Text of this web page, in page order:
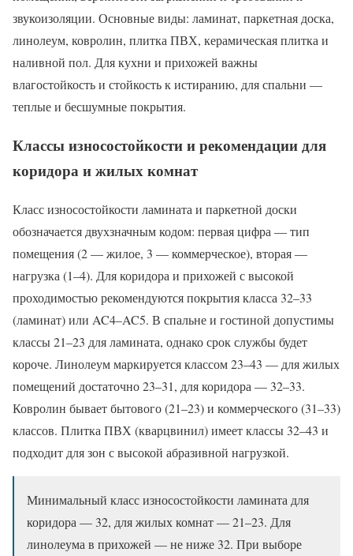
звукоизоляции. Основные виды: ламинат, паркетная доска,
линолеум, ковролин, плитка ПВХ, керамическая плитка и
наливной пол. Для кухни и прихожей важны
влагостойкость и стойкость к истиранию, для спальни —
теплые и бесшумные покрытия.
Классы износостойкости и рекомендации для
коридора и жилых комнат
Класс износостойкости ламината и паркетной доски
обозначается двухзначным кодом: первая цифра — тип
помещения (2 — жилое, 3 — коммерческое), вторая —
нагрузка (1–4). Для коридора и прихожей с высокой
проходимостью рекомендуются покрытия класса 32–33
(ламинат) или AC4–AC5. В спальне и гостиной допустимы
классы 21–23 для ламината, однако срок службы будет
короче. Линолеум маркируется классом 23–43 — для жилых
помещений достаточно 23–31, для коридора — 32–33.
Ковролин бывает бытового (21–23) и коммерческого (31–33)
классов. Плитка ПВХ (кварцвинил) имеет классы 32–43 и
подходит для зон с высокой абразивной нагрузкой.
Минимальный класс износостойкости ламината для
коридора — 32, для жилых комнат — 21–23. Для
линолеума в прихожей — не ниже 32. При выборе